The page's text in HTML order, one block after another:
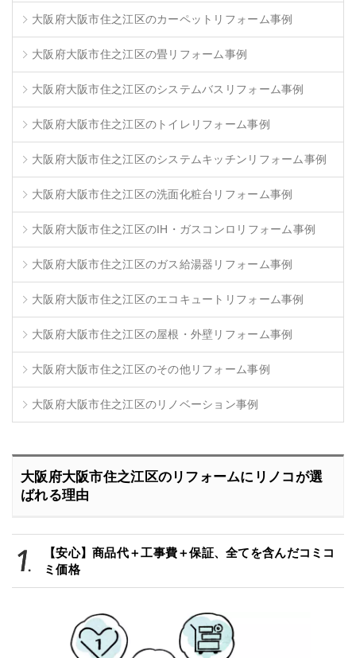
大阪府大阪市住之江区のカーペットリフォーム事例
大阪府大阪市住之江区の畳リフォーム事例
大阪府大阪市住之江区のシステムバスリフォーム事例
大阪府大阪市住之江区のトイレリフォーム事例
大阪府大阪市住之江区のシステムキッチンリフォーム事例
大阪府大阪市住之江区の洗面化粧台リフォーム事例
大阪府大阪市住之江区のIH・ガスコンロリフォーム事例
大阪府大阪市住之江区のガス給湯器リフォーム事例
大阪府大阪市住之江区のエコキュートリフォーム事例
大阪府大阪市住之江区の屋根・外壁リフォーム事例
大阪府大阪市住之江区のその他リフォーム事例
大阪府大阪市住之江区のリノベーション事例
大阪府大阪市住之江区のリフォームにリノコが選
ばれる理由
【安心】商品代＋工事費＋保証、全てを含んだコミコ
ミ価格